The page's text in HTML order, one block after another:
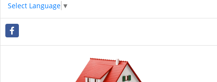
Select Language ▼
Facebook